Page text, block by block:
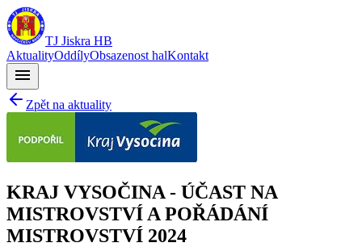
TJ Jiskra HB
AktualityOddílyObsazenost halKontakt
menu
Zpět na aktuality
KRAJ VYSOČINA - ÚČAST NA
MISTROVSTVÍ A POŘÁDÁNÍ
MISTROVSTVÍ 2024